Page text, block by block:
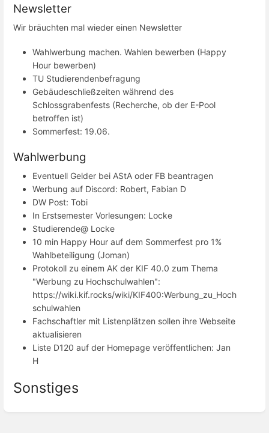
Newsletter
Wir bräuchten mal wieder einen Newsletter
Wahlwerbung machen. Wahlen bewerben (Happy
Hour bewerben)
TU Studierendenbefragung
Gebäudeschließzeiten während des
Schlossgrabenfests (Recherche, ob der E-Pool
betroffen ist)
Sommerfest: 19.06.
Wahlwerbung
Eventuell Gelder bei AStA oder FB beantragen
Werbung auf Discord: Robert, Fabian D
DW Post: Tobi
In Erstsemester Vorlesungen: Locke
Studierende@ Locke
10 min Happy Hour auf dem Sommerfest pro 1%
Wahlbeteiligung (Joman)
Protokoll zu einem AK der KIF 40.0 zum Thema
"Werbung zu Hochschulwahlen":
https://wiki.kif.rocks/wiki/KIF400:Werbung_zu_Hoch
schulwahlen
Fachschaftler mit Listenplätzen sollen ihre Webseite
aktualisieren
Liste D120 auf der Homepage veröffentlichen: Jan
H
Sonstiges